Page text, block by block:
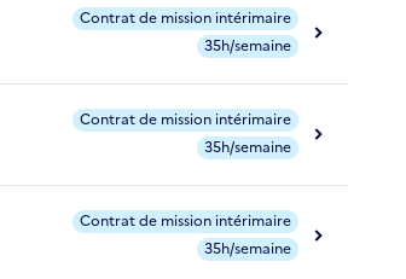
Contrat de mission intérimaire
35h/semaine
Contrat de mission intérimaire
35h/semaine
Contrat de mission intérimaire
35h/semaine